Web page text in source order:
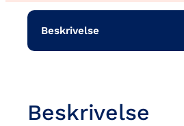
Beskrivelse
Beskrivelse